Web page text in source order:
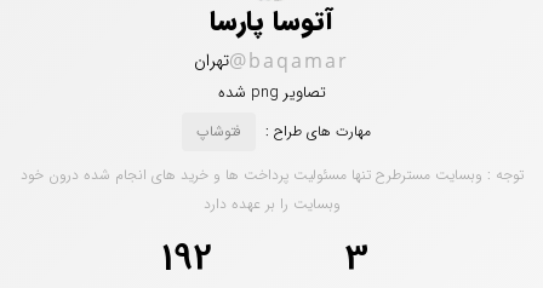
آتوسا پارسا
@baqamarتهران
تصاویر png شده
مهارت های طراح :
فتوشاپ
توجه : وبسایت مسترطرح تنها مسئولیت پرداخت ها و خرید های انجام شده درون خود
وبسایت را بر عهده دارد
3
192